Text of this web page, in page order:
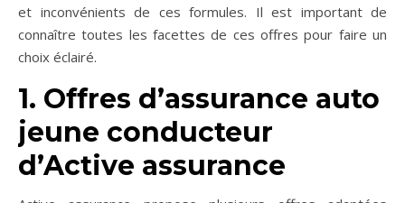
et inconvénients de ces formules. Il est important de
connaître toutes les facettes de ces offres pour faire un
choix éclairé.
1. Offres d’assurance auto
jeune conducteur
d’Active assurance